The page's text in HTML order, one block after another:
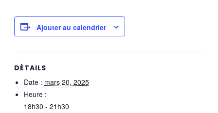
Ajouter au calendrier
DÉTAILS
Date : mars 20, 2025
Heure :
18h30 - 21h30